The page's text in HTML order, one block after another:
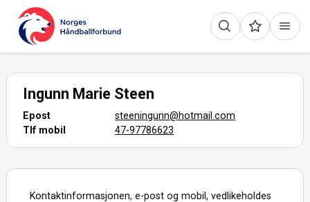
Ingunn Marie Steen
Epost
steeningunn@hotmail.com
Tlf mobil
47-97786623
Kontaktinformasjonen, e-post og mobil, vedlikeholdes